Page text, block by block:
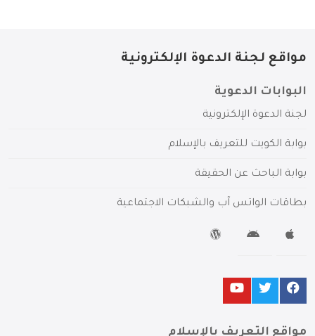
مواقع لجنة الدعوة الإلكترونية
البوابات الدعوية
لجنة الدعوة الإلكترونية
بوابة الكويت للتعريف بالإسلام
بوابة الباحث عن الحقيقة
بطاقات الواتس آب والشبكات الاجتماعية
مواقع التعريف بالإسلام